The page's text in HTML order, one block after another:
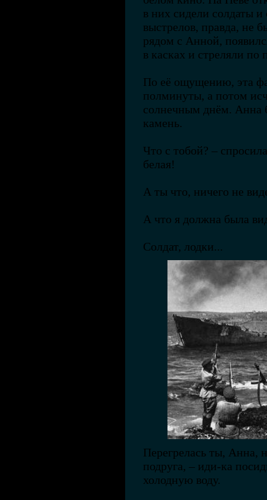
в них сидели солдаты и
выстрелов, правда, не
рядом с Анной,
в касках и стреляли
По её ощущению, эта
полминуты, а потом
солнечным днём. Анна
камень.
Что с тобой? –
белая!
А ты что, ничего не
А что я должна была
Солдат, лодки...
Перегрелась ты, Анна,
подруга, – иди-ка
холодную воду.